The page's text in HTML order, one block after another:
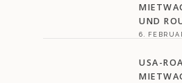
UND
6.
USA-